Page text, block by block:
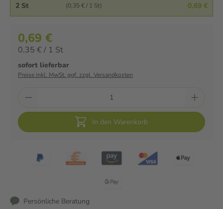
2 St (0,35 € / 1 St) 0,69 €
0,69 €
0,35 € / 1 St
sofort lieferbar
Preise inkl. MwSt. ggf. zzgl. Versandkosten
In den Warenkorb
Persönliche Beratung